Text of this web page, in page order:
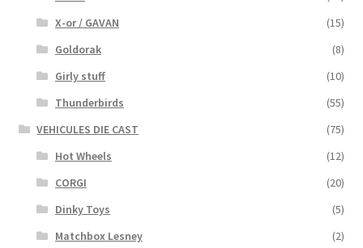
X-or / GAVAN
(15)
Goldorak
(8)
Girly stuff
(10)
Thunderbirds
(55)
VEHICULES DIE CAST
(75)
Hot Wheels
(12)
CORGI
(20)
Dinky Toys
(5)
Matchbox Lesney
(2)